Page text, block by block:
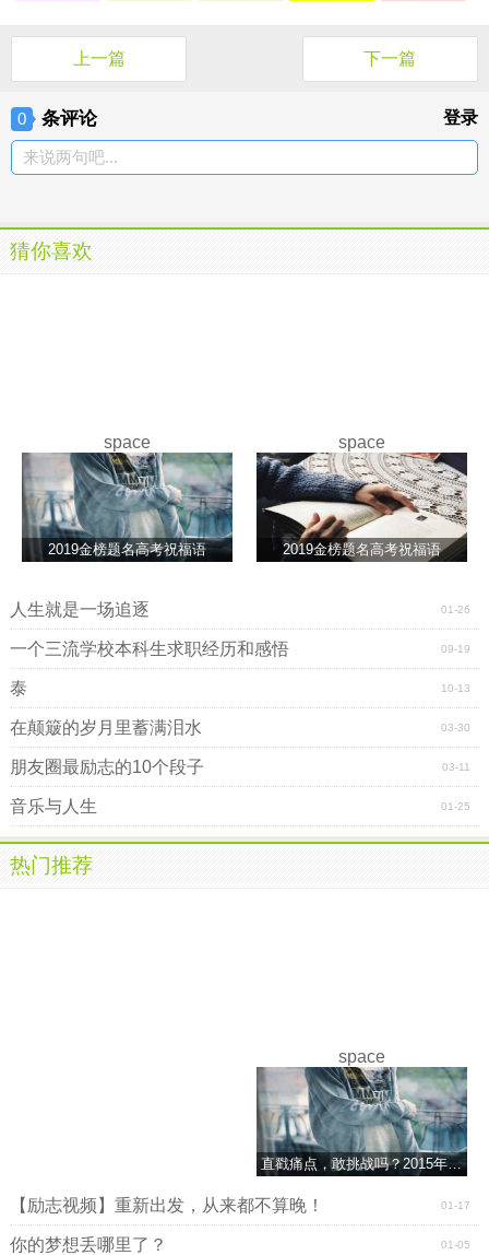
上一篇 下一篇
0 条评论 登录
来说两句吧...
猜你喜欢
space
2019金榜题名高考祝福语
space
2019金榜题名高考祝福语
01-26
人生就是一场追逐
09-19
一个三流学校本科生求职经历和感悟
10-13
泰
03-30
在颠簸的岁月里蓄满泪水
03-11
朋友圈最励志的10个段子
01-25
音乐与人生
热门推荐
space
直戳痛点，敢挑战吗？2015年最新励志视频
01-17
【励志视频】重新出发，从来都不算晚！
01-05
你的梦想丢哪里了？